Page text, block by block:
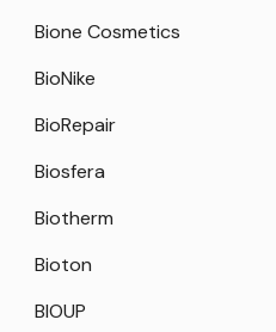
Bione Cosmetics
BioNike
BioRepair
Biosfera
Biotherm
Bioton
BIOUP